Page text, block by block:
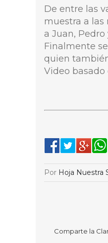
De entre las
muestra a las
a Juan,
Finalmente
quien
Video
Por Hoja Nuestra
Comparte la